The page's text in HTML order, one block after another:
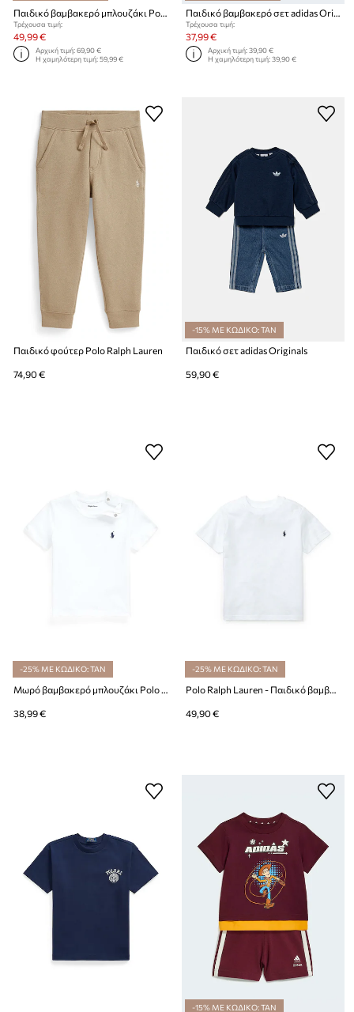
Παιδικό βαμβακερό μπλουζάκι Polo Ralph Lauren
Τρέχουσα τιμή:
49,99 €
Αρχική τιμή:69,90 €
Η χαμηλότερη τιμή:59,99 €
Παιδικό βαμβακερό σετ adidas Originals
Τρέχουσα τιμή:
37,99 €
Αρχική τιμή:39,90 €
Η χαμηλότερη τιμή:39,90 €
Παιδικό φούτερ Polo Ralph Lauren
74,90 €
-15% ΜΕ ΚΩΔΙΚΟ: TAN
Παιδικό σετ adidas Originals
59,90 €
-25% ΜΕ ΚΩΔΙΚΟ: TAN
Μωρό βαμβακερό μπλουζάκι Polo Ralph Lauren
38,99 €
-25% ΜΕ ΚΩΔΙΚΟ: TAN
Polo Ralph Lauren - Παιδικό βαμβακερό μπλουζάκι
49,90 €
-15% ΜΕ ΚΩΔΙΚΟ: TAN